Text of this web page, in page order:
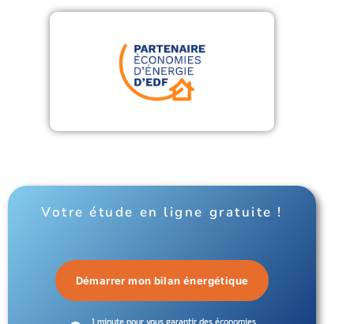
Votre étude en ligne gratuite !
Démarrer mon bilan énergétique